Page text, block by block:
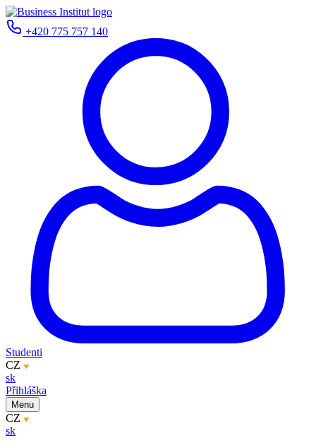
+420 775 757 140
Studenti
CZ
sk
Přihláška
Menu
CZ
sk